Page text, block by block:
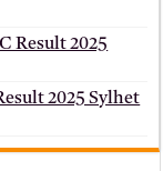
Result 2025
2025 Sylhet